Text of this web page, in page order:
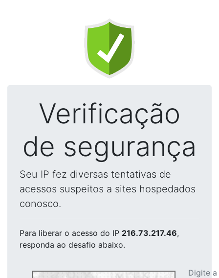
Verificação
de segurança
Seu IP fez diversas tentativas de
acessos suspeitos a sites hospedados
conosco.
Para liberar o acesso do IP 216.73.217.46,
responda ao desafio abaixo.
Digite